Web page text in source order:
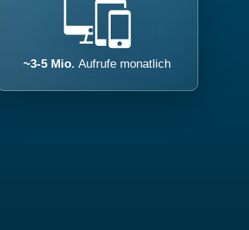
~3-5 Mio.Aufrufe monatlich